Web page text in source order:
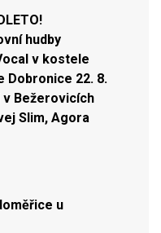
hudby
v kostele
Dobronice 22. 8.
v Bežerovicích
Slim, Agora
u